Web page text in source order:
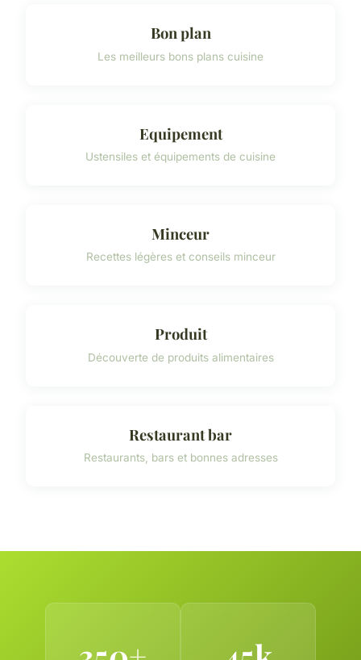
Bon plan
Les meilleurs bons plans cuisine
Equipement
Ustensiles et équipements de cuisine
Minceur
Recettes légères et conseils minceur
Produit
Découverte de produits alimentaires
Restaurant bar
Restaurants, bars et bonnes adresses